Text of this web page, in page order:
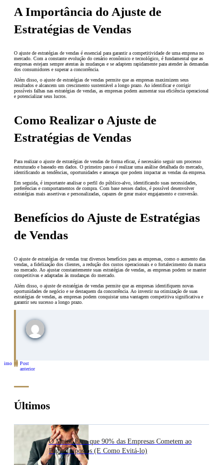
A Importância do Ajuste de
Estratégias de Vendas
O ajuste de estratégias de vendas é essencial para garantir a competitividade de uma empresa no
mercado. Com a constante evolução do cenário econômico e tecnológico, é fundamental que as
empresas estejam sempre atentas às mudanças e se adaptem rapidamente para atender às demandas
dos consumidores e superar a concorrência.
Além disso, o ajuste de estratégias de vendas permite que as empresas maximizem seus
resultados e alcancem um crescimento sustentável a longo prazo. Ao identificar e corrigir
possíveis falhas nas estratégias de vendas, as empresas podem aumentar sua eficiência operacional
e potencializar seus lucros.
Como Realizar o Ajuste de
Estratégias de Vendas
Para realizar o ajuste de estratégias de vendas de forma eficaz, é necessário seguir um processo
estruturado e baseado em dados. O primeiro passo é realizar uma análise detalhada do mercado,
identificando as tendências, oportunidades e ameaças que podem impactar as vendas da empresa.
Em seguida, é importante analisar o perfil do público-alvo, identificando suas necessidades,
preferências e comportamentos de compra. Com base nesses dados, é possível desenvolver
estratégias mais assertivas e personalizadas, capazes de gerar maior engajamento e conversão.
Benefícios do Ajuste de Estratégias
de Vendas
O ajuste de estratégias de vendas traz diversos benefícios para as empresas, como o aumento das
vendas, a fidelização dos clientes, a redução dos custos operacionais e o fortalecimento da marca
no mercado. Ao ajustar constantemente suas estratégias de vendas, as empresas podem se manter
competitivas e adaptadas às mudanças do mercado.
Além disso, o ajuste de estratégias de vendas permite que as empresas identifiquem novas
oportunidades de negócio e se destaquem da concorrência. Ao investir na otimização de suas
estratégias de vendas, as empresas podem conquistar uma vantagem competitiva significativa e
garantir seu sucesso a longo prazo.
Post
anterior
Últimos
O Maior Erro que 90% das Empresas Cometem ao
Pagar Impostos (E Como Evitá-lo)